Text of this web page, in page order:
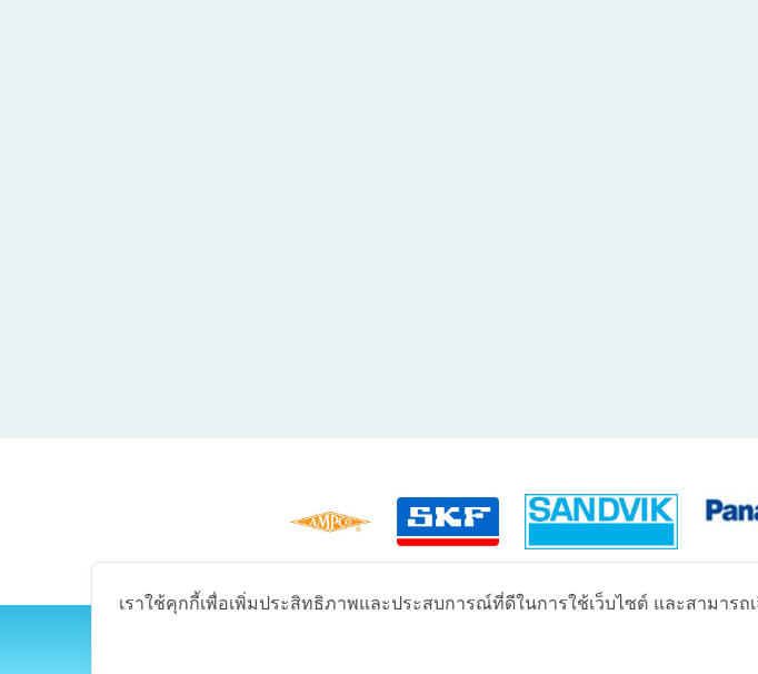
เราใช้คุกกี้เพื่อเพิ่มประสิทธิภาพและประสบการณ์ที่ดีในการใช้เว็บไซต์ และสามาร